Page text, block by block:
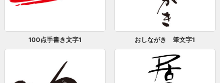
100点手書き文字1 おしながき 筆文字1